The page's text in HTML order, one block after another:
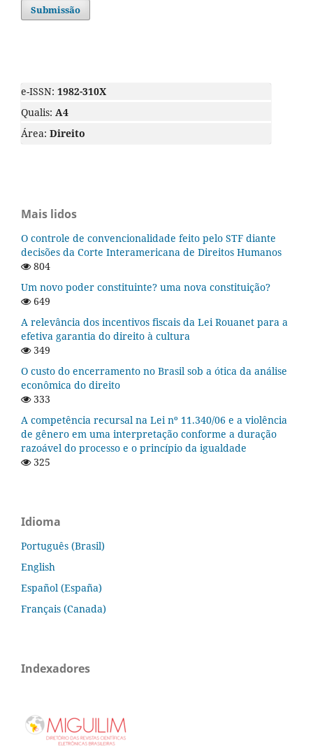
Submissão
e-ISSN: 1982-310X
Qualis: A4
Área: Direito
Mais lidos
O controle de convencionalidade feito pelo STF diante
decisões da Corte Interamericana de Direitos Humanos
804
Um novo poder constituinte? uma nova constituição?
649
A relevância dos incentivos fiscais da Lei Rouanet para a
efetiva garantia do direito à cultura
349
O custo do encerramento no Brasil sob a ótica da análise
econômica do direito
333
A competência recursal na Lei nº 11.340/06 e a violência
de gênero em uma interpretação conforme a duração
razoável do processo e o princípio da igualdade
325
Idioma
Português (Brasil)
English
Español (España)
Français (Canada)
Indexadores